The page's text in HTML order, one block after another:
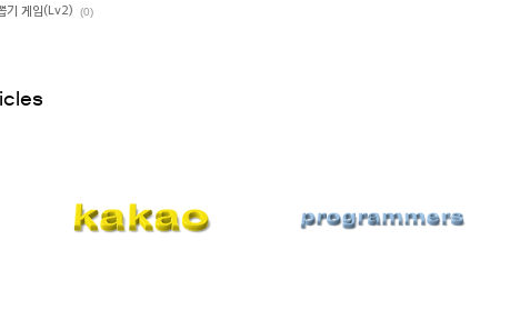
기 게임(Lv2) (0)